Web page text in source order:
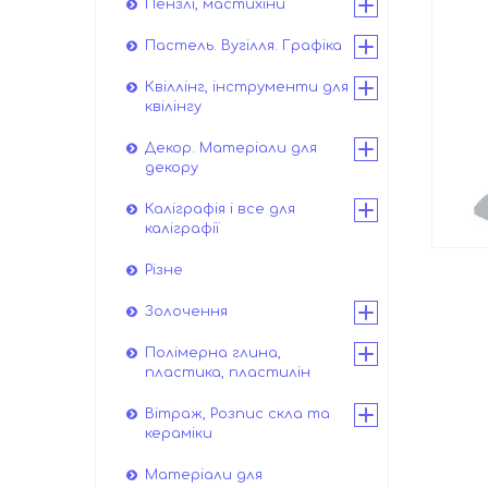
Пензлі, мастихіни
Пастель. Вугілля. Графіка
Квіллінг, інструменти для
квілінгу
Декор. Матеріали для
декору
Каліграфія і все для
каліграфії
Різне
Золочення
Полімерна глина,
пластика, пластилін
Вітраж, Розпис скла та
кераміки
Матеріали для